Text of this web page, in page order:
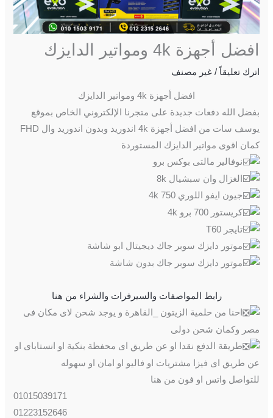
افضل أجهزة 4k ومواتير الدايزك
اترك تعليقاً /غير مصنف
افضل أجهزة 4k ومواتير الدايزك
بفضل الله دفعات جديدة على متجرنا الإلكتروني الخاص بموقع
يوسف سات من افضل أجهزة 4k اندوريد وبدون اندوريد وال FHD
كمان اقوى مواتير الدايزك المستوردة
نوفالير مالتى بوكس برو
الغزال وان سبشيال 8k
جيون ايفو اللوري 750 4k
كريستور 700 برو 4k
تايجر T60
موتور دايزك سوبر جاك ديجيتال ابو شاشة
موتور دايزك سوبر جاك بدون شاشة
رابط المواصفات والسيرفرات والشراء من هنا
احنا من حلمية الزيتون _القاهرة و يوجد شحن لاى مكان فى
مصر وكمان شحن دولى
طريقة الدفع نقدا او عن طريق اى محفظة بنكية او انستاباى او
عن طريق اى فيزا مشتريات او فاليو او امان او سهوله
للتواصل واتس او فون من هنا
01015039171
01223152646